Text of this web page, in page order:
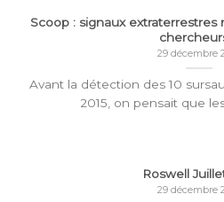
Scoop : signaux extraterrestres
29 décembre
Avant la détection des 10
2015, on pensait que
Roswell
29 décembre